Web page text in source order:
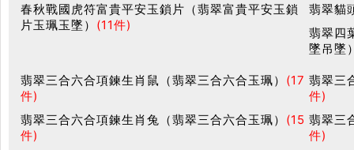
春秋戰國虎符富貴平安玉鎖片（翡翠富貴平安玉鎖
片玉珮玉墜） (11件)
翡翠貓
翡翠四
墜吊墜
翡翠三合六合項鍊生肖鼠（翡翠三合六合玉珮） (17
件)
翡翠三
件)
翡翠三合六合項鍊生肖兔（翡翠三合六合玉珮） (15
件)
翡翠三
件)